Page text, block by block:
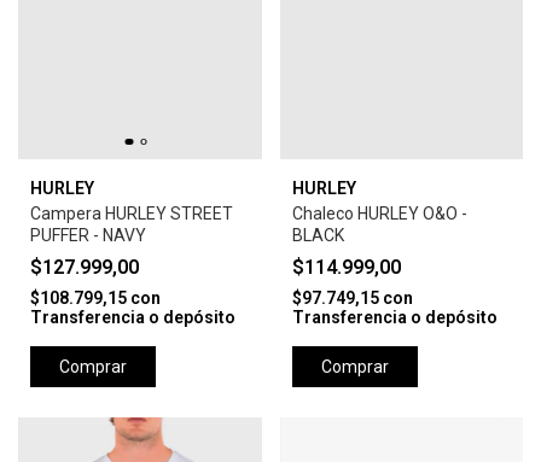
HURLEY
Campera HURLEY STREET
PUFFER - NAVY
$127.999,00
$108.799,15 con
Transferencia o depósito
Comprar
HURLEY
Chaleco HURLEY O&O -
BLACK
$114.999,00
$97.749,15 con
Transferencia o depósito
Comprar